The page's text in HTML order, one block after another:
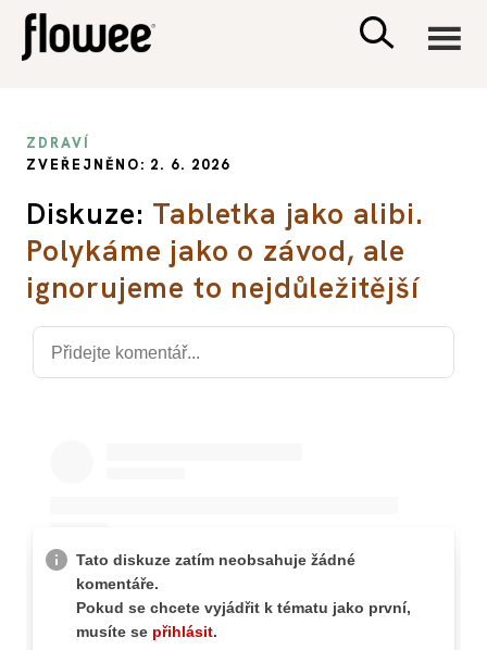
PSYCHOLOGIE
SEX A VZTAHY
ZDRAVÍ
ZVEŘEJNĚNO: 2. 6. 2026
Diskuze: Tabletka jako alibi.
Polykáme jako o závod, ale
ignorujeme to nejdůležitější